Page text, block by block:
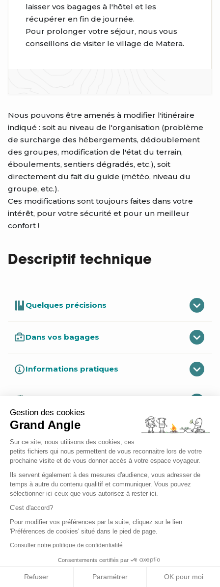
Gestion des cookies
Grand Angle
Sur ce site, nous utilisons des cookies, ces
petits fichiers qui nous permettent de vous reconnaitre lors de votre
prochaine visite et de vous donner accès à votre espace voyageur.
Ils servent également à des mesures d'audience, vous adresser de
temps à autre du contenu qualitif et communiquer. Vous pouvez
sélectionner ici ceux que vous autorisez à rester ici.
C'est d'accord?
Pour modifier vos préférences par la suite, cliquez sur le lien
'Préférences de cookies' situé dans le pied de page.
Consulter notre politique de confidentialité
Consentements certifiés par
Refuser Paramétrer OK pour moi
laisser vos bagages à l'hôtel et les
récupérer en fin de journée.
Pour prolonger votre séjour, nous vous
conseillons de visiter le village de Matera.
Nous pouvons être amenés à modifier l'itinéraire
indiqué : soit au niveau de l'organisation (problème
de surcharge des hébergements, dédoublement
des groupes, modification de l'état du terrain,
éboulements, sentiers dégradés, etc.), soit
directement du fait du guide (météo, niveau du
groupe, etc.).
Ces modifications sont toujours faites dans votre
intérêt, pour votre sécurité et pour un meilleur
confort !
Descriptif technique
Quelques précisions
Dans vos bagages
Informations pratiques
Avis de nos clients
Ce circuit ne correspond pas exactement à
vos attentes ?
Créer un voyage sur mesure